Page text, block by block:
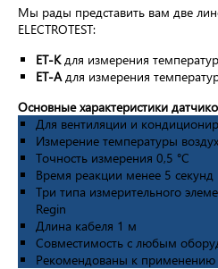
Мы рады представить вам две
ELECTROTEST:
ET-Kдля измерения
ET-Aдля измерения
Основные характеристики
Для вентиляции и
Измерение температуры
Точность измерения 0,5 °С
Время реакции менее 5 секунд
Три типа измерительного
Regin
Длина кабеля 1 м
Совместимость с любым
Рекомендованы к применению